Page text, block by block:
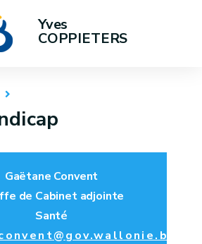
Yves
COPPIETERS
Gaëtane Convent
de Cabinet adjointe
Santé